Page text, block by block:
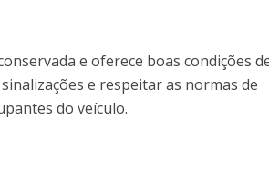
e oferece boas condições
e respeitar as normas de
do veículo.